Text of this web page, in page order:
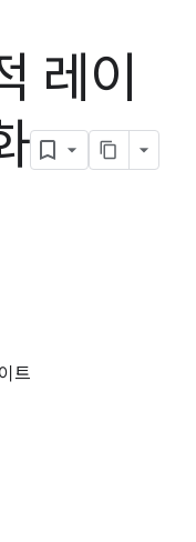
레이
트